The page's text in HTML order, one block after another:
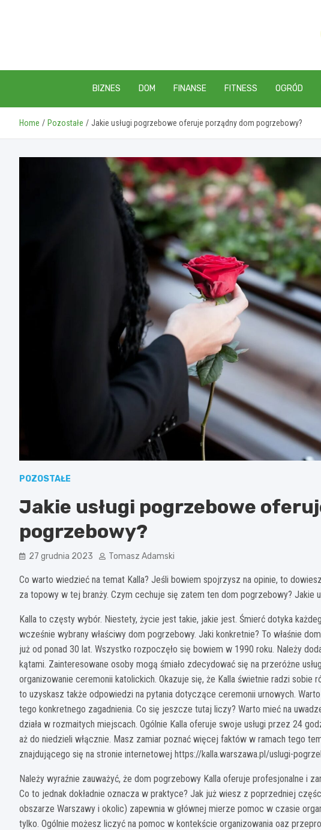
BIZNES DOM FINANSE FITNESS OGRÓD
Home Pozostałe Jakie usługi pogrzebowe oferuje porządny dom pogrzebowy?
POZOSTAŁE
Jakie usługi pogrzebowe
pogrzebowy?
27 grudnia 2023 Tomasz Adamski
Co warto wiedzieć na temat Kalla? Jeśli bowiem spojrzysz na opinie, to
za topowy w tej branży. Czym cechuje się zatem ten dom pogrzebowy? Jakie
Kalla to częsty wybór. Niestety, życie jest takie, jakie jest. Śmierć dotyka
wcześnie wybrany właściwy dom pogrzebowy. Jaki konkretnie? To właśnie
już od ponad 30 lat. Wszystko rozpoczęło się bowiem w 1990 roku. Należy
kątami. Zainteresowane osoby mogą śmiało zdecydować się na przeróżne
organizowanie ceremonii katolickich. Okazuje się, że Kalla świetnie radzi
to uzyskasz także odpowiedzi na pytania dotyczące ceremonii urnowych.
tego konkretnego zagadnienia. Co się jeszcze tutaj liczy? Warto mieć na
działa w rozmaitych miejscach. Ogólnie Kalla oferuje swoje usługi przez 24
aż do niedzieli włącznie. Masz zamiar poznać więcej faktów w ramach tego
znajdującego się na stronie internetowej https://kalla.warszawa.pl/uslugi-
Należy wyraźnie zauważyć, że dom pogrzebowy Kalla oferuje profesjonalne i
Co to jednak dokładnie oznacza w praktyce? Jak już wiesz z poprzedniej
obszarze Warszawy i okolic) zapewnia w głównej mierze pomoc w czasie
tylko. Ogólnie możesz liczyć na pomoc w kontekście organizowania oaz